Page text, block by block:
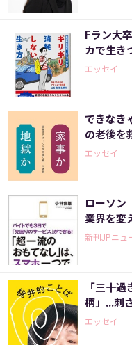
Fラン大
カで生き
エッセイ
できなき
の老後を
エッセイ
ローソン
業界を変
新刊JPニュ
「三十
柄」...刺
エッセイ